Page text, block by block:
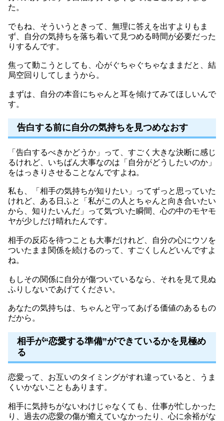
た。
でもね、そういうときって、無理に答えを出すよりもま
ず、自分の気持ちを落ち着いて見つめる時間が必要だった
りするんです。
焦って動こうとしても、心がぐちゃぐちゃなままだと、結
局空回りしてしまうから。
まずは、自分の本音にちゃんと耳を傾けてみてほしいんで
す。
告白する前に自分の気持ちを見つめなおす
「告白するべきかどうか」って、すごく大きな決断に感じ
るけれど、いちばん大事なのは「自分がどうしたいのか」
をはっきりさせることなんですよね。
私も、「相手の気持ちが知りたい」ってずっと思っていた
けれど、ある日ふと「私がこの人とちゃんと向き合いたい
から、知りたいんだ」って気づいた瞬間、心の中のモヤモ
ヤが少しだけ晴れたんです。
相手の反応を待つことも大事だけれど、自分の心にウソを
ついたまま関係を続けるのって、すごくしんどいんですよ
ね。
もしその関係に自分が傷ついているなら、それを見て見ぬ
ふりしないであげてください。
あなたの気持ちは、ちゃんと守ってあげる価値のあるもの
だから。
相手が“恋愛する準備”ができているかを見極め
る
恋愛って、お互いのタイミングがすれ違っていると、うま
くいかないこともあります。
相手に気持ちがないわけじゃなくても、仕事が忙しかった
り、過去の恋愛の傷が癒えていなかったり、心に余裕がな